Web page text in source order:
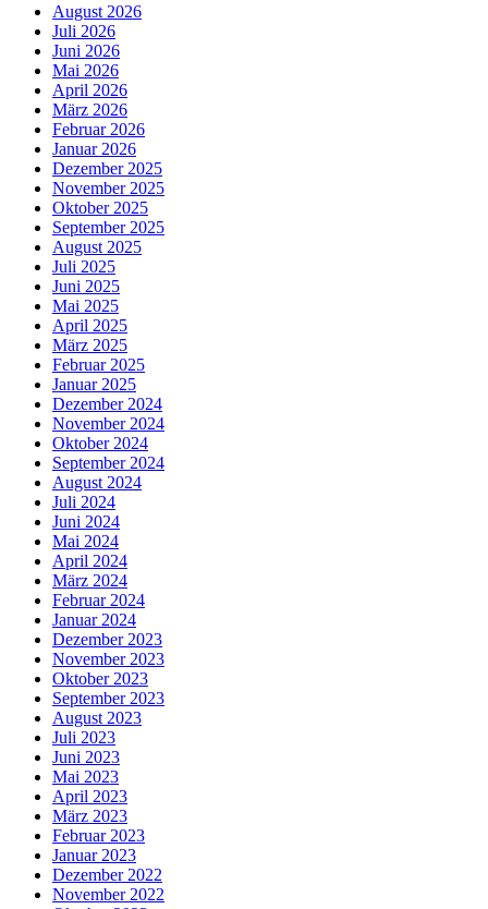
August 2026
Juli 2026
Juni 2026
Mai 2026
April 2026
März 2026
Februar 2026
Januar 2026
Dezember 2025
November 2025
Oktober 2025
September 2025
August 2025
Juli 2025
Juni 2025
Mai 2025
April 2025
März 2025
Februar 2025
Januar 2025
Dezember 2024
November 2024
Oktober 2024
September 2024
August 2024
Juli 2024
Juni 2024
Mai 2024
April 2024
März 2024
Februar 2024
Januar 2024
Dezember 2023
November 2023
Oktober 2023
September 2023
August 2023
Juli 2023
Juni 2023
Mai 2023
April 2023
März 2023
Februar 2023
Januar 2023
Dezember 2022
November 2022